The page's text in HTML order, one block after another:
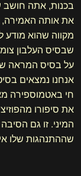
בכנות, אתה חושב
את אותה האמירה,
מקווה שהוא
שבסיס העלבון
על בסיס המראה
אנחנו נמצאים
חי באטמוספירה
את סיפורו
המיני. זו גם
שההתנהגות שלו